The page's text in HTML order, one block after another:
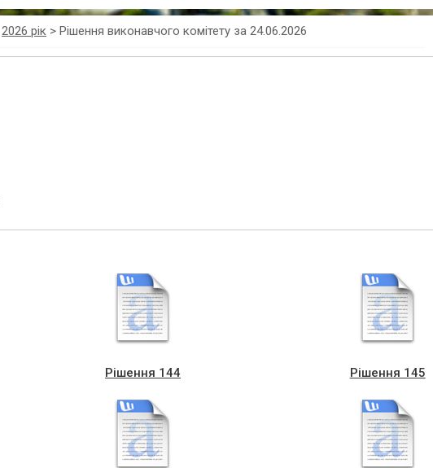
2026 рік > Рішення виконавчого комітету за 24.06.2026
Рішення 144 Рішення 145